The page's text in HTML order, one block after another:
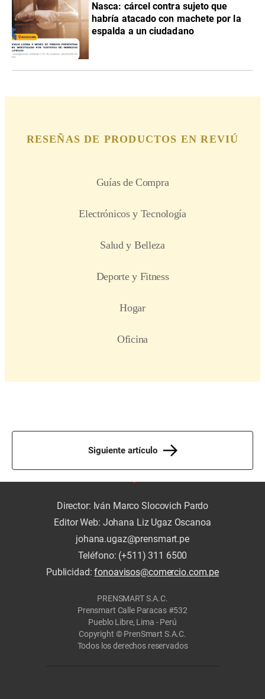
Nasca: cárcel contra sujeto que
habría atacado con machete por la
espalda a un ciudadano
Siguiente artículo
Director: Iván Marco Slocovich Pardo
Editor Web: Johana Liz Ugaz Oscanoa
johana.ugaz@prensmart.pe
Teléfono: (+511) 311 6500
Publicidad:fonoavisos@comercio.com.pe
PRENSMART S.A.C.
Prensmart Calle Paracas #532
Pueblo Libre, Lima - Perú
Copyright © PrenSmart S.A.C.
Todos los derechos reservados